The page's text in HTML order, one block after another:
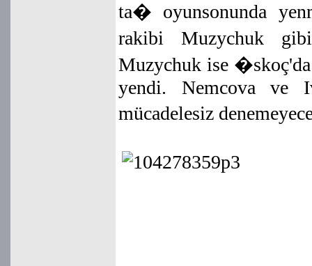
ta� oyunsonunda
rakibi Muzychuk
Muzychuk ise
yendi. Nemcova ve
mücadelesiz